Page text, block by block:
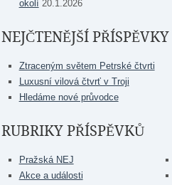
okolí 20.1.2026
NEJČTENĚJŠÍ PŘÍSPĚVKY
Ztraceným světem Petrské čtvrti
Luxusní vilová čtvrť v Troji
Hledáme nové průvodce
RUBRIKY PŘÍSPĚVKŮ
Pražská NEJ
Akce a události